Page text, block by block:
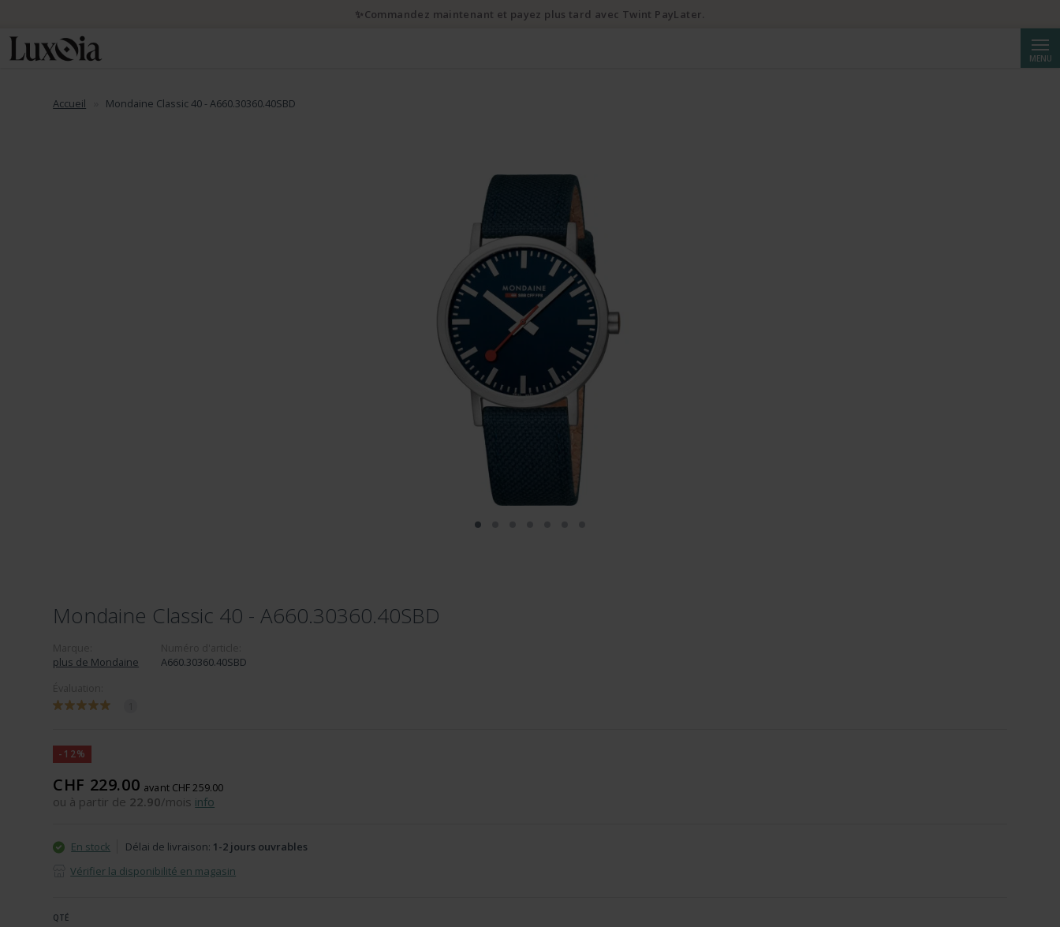
MENU
Accueil Mondaine Classic 40 - A660.30360.40SBD
Mondaine Classic 40 - A660.30360.40SBD
plus de Mondaine
A660.30360.40SBD
-12%
CHF 229.00 avant CHF 259.00
ou à partir de 22.90/mois info
En stock Délai de livraison: 1-2 jours ouvrables
Vérifier la disponibilité en magasin
QTÉ
✨Commandez maintenant et payez plus tard avec Twint PayLater.